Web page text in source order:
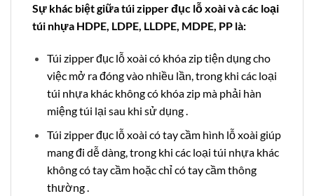
Sự khác biệt giữa túi zipper đục lỗ xoài và các loại
túi nhựa HDPE, LDPE, LLDPE, MDPE, PP là:
Túi zipper đục lỗ xoài có khóa zip tiện dụng cho
việc mở ra đóng vào nhiều lần, trong khi các loại
túi nhựa khác không có khóa zip mà phải hàn
miệng túi lại sau khi sử dụng .
Túi zipper đục lỗ xoài có tay cầm hình lỗ xoài giúp
mang đi dễ dàng, trong khi các loại túi nhựa khác
không có tay cầm hoặc chỉ có tay cầm thông
thường .